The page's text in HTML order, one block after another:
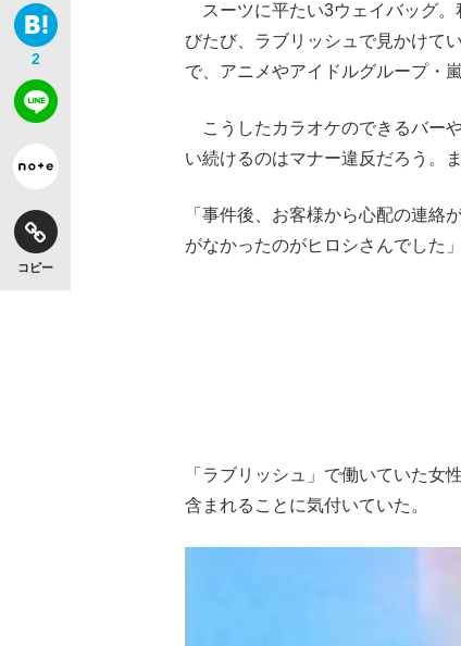
2
コピー
スーツに平たい3ウェイバッグ。
びたび、ラブリッシュで見かけて
で、アニメやアイドルグループ・
こうしたカラオケのできるバー
い続けるのはマナー違反だろう。
「事件後、お客様から心配の連
がなかったのがヒロシさんでした」
「ラブリッシュ」で働いていた
含まれることに気付いていた。